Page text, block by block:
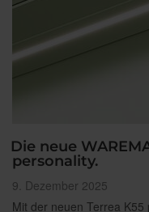
Die neue
personality.
Veröffentlicht
am
9. Dezember 2025
Mit der neuen Terrea K55